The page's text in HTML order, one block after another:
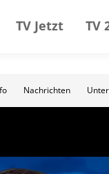
TV Jetzt TV
Nachrichten